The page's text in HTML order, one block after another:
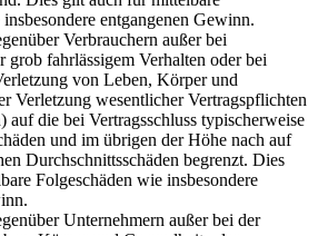
entgangenen Gewinn.
Verbrauchern außer bei
grob fahrlässigem Verhalten oder bei
von Leben, Körper und
Verletzung wesentlicher Vertragspflichten
die bei Vertragsschluss typischerweise
und im übrigen der Höhe nach auf
Durchschnittsschäden begrenzt. Dies
Folgeschäden wie insbesondere
Unternehmern außer bei der